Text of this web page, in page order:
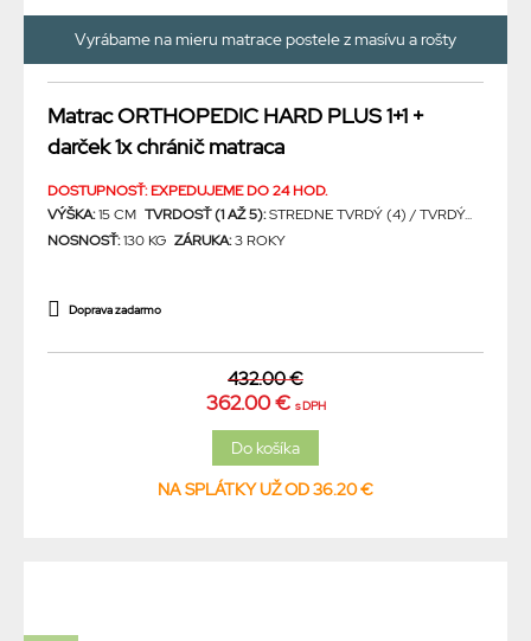
Vyrábame na mieru matrace postele z masívu a rošty
Matrac ORTHOPEDIC HARD PLUS 1+1 +
darček 1x chránič matraca
DOSTUPNOSŤ: EXPEDUJEME DO 24 HOD.
VÝŠKA:15 CM TVRDOSŤ (1 AŽ 5):STREDNE TVRDÝ (4) / TVRDÝ...
NOSNOSŤ:130 KG ZÁRUKA:3 ROKY
Doprava zadarmo
432.00 €
362.00 € s DPH
NA SPLÁTKY UŽ OD 36.20 €